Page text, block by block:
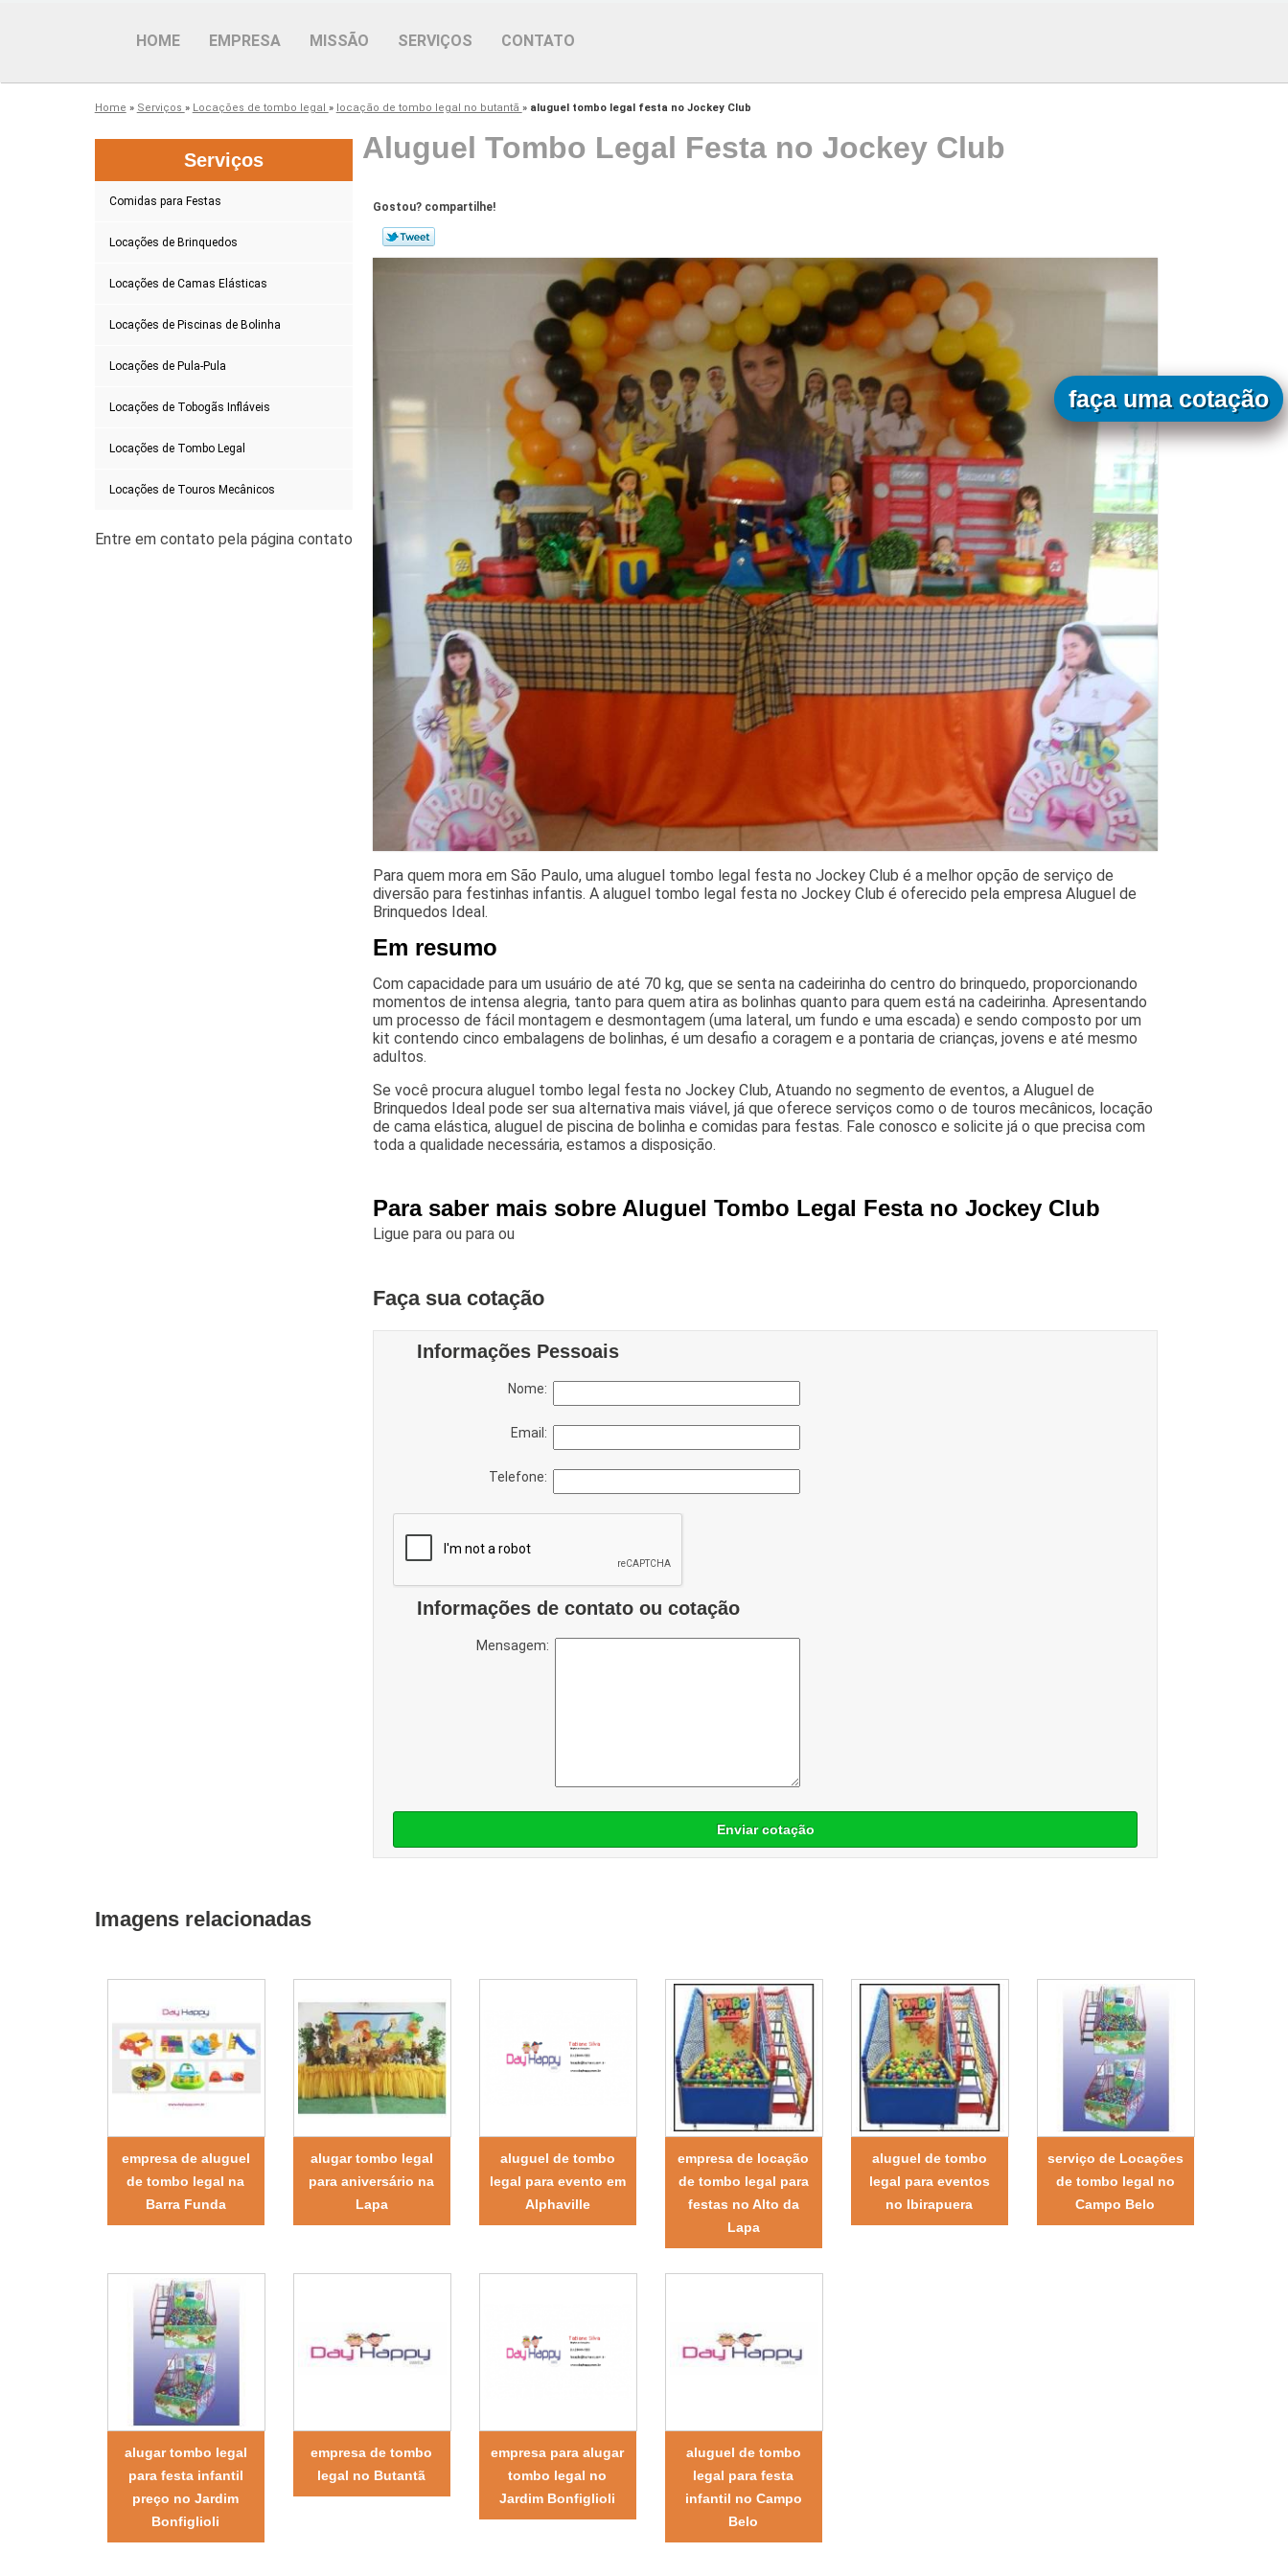
HOME EMPRESA MISSÃO SERVIÇOS CONTATO
Home » Serviços » Locações de tombo legal » locação de tombo legal no butantã » aluguel tombo legal festa no Jockey Club
Serviços
Comidas para Festas
Locações de Brinquedos
Locações de Camas Elásticas
Locações de Piscinas de Bolinha
Locações de Pula-Pula
Locações de Tobogãs Infláveis
Locações de Tombo Legal
Locações de Touros Mecânicos
Aluguel Tombo Legal Festa no Jockey Club
Gostou? compartilhe!
Para quem mora em São Paulo, uma aluguel tombo legal festa no Jockey Club é a melhor opção de serviço de
diversão para festinhas infantis. A aluguel tombo legal festa no Jockey Club é oferecido pela empresa Aluguel de
Brinquedos Ideal.
Em resumo
Com capacidade para um usuário de até 70 kg, que se senta na cadeirinha do centro do brinquedo, proporcionando
momentos de intensa alegria, tanto para quem atira as bolinhas quanto para quem está na cadeirinha. Apresentando
um processo de fácil montagem e desmontagem (uma lateral, um fundo e uma escada) e sendo composto por um
kit contendo cinco embalagens de bolinhas, é um desafio a coragem e a pontaria de crianças, jovens e até mesmo
adultos.
Se você procura aluguel tombo legal festa no Jockey Club, Atuando no segmento de eventos, a Aluguel de
Brinquedos Ideal pode ser sua alternativa mais viável, já que oferece serviços como o de touros mecânicos, locação
de cama elástica, aluguel de piscina de bolinha e comidas para festas. Fale conosco e solicite já o que precisa com
toda a qualidade necessária, estamos a disposição.
Para saber mais sobre Aluguel Tombo Legal Festa no Jockey Club
Ligue paraou paraou
faça uma cotação
Faça sua cotação
Informações Pessoais
Nome:
Email:
Telefone:
Informações de contato ou cotação
Mensagem:
Enviar cotação
Imagens relacionadas
empresa de aluguel
de tombo legal na
Barra Funda
alugar tombo legal
para aniversário na
Lapa
aluguel de tombo
legal para evento em
Alphaville
empresa de locação
de tombo legal para
festas no Alto da
Lapa
aluguel de tombo
legal para eventos
no Ibirapuera
serviço de Locações
de tombo legal no
Campo Belo
alugar tombo legal
para festa infantil
preço no Jardim
Bonfiglioli
empresa de tombo
legal no Butantã
empresa para alugar
tombo legal no
Jardim Bonfiglioli
aluguel de tombo
legal para festa
infantil no Campo
Belo